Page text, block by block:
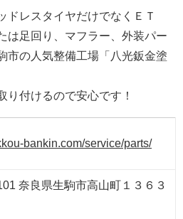
ドレスタイヤだけでなくＥＴ
は足回り、マフラー、外装パー
市の人気整備工場「八光鈑金塗
り付けるので安心です！
bankin.com/service/parts/
奈良県生駒市高山町１３６３